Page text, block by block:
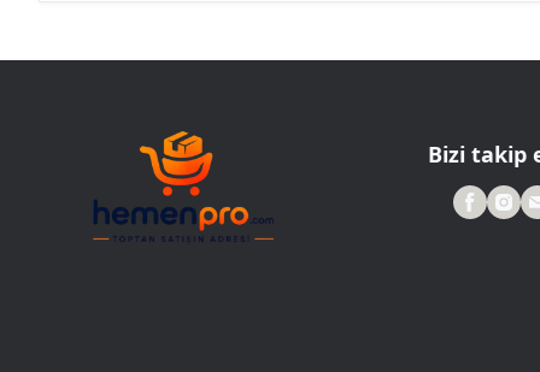
Bizi takip